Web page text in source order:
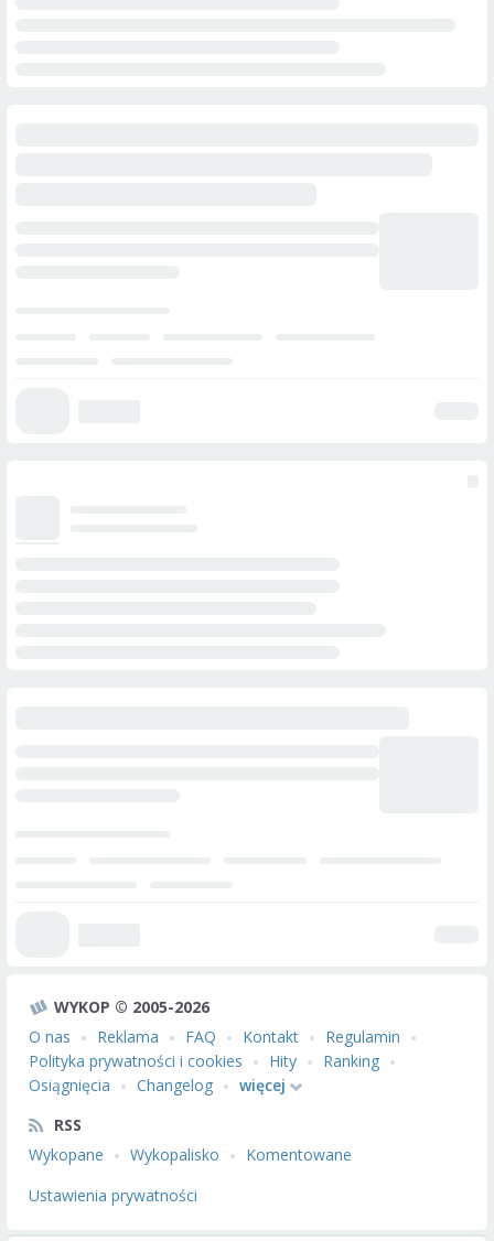
WYKOP © 2005-2026
O nas
Reklama FAQ Kontakt
Regulamin
Polityka prywatności i cookies
Hity
Ranking
Osiągnięcia
Changelog
więcej
RSS
Wykopane
Wykopalisko
Komentowane
Ustawienia prywatności